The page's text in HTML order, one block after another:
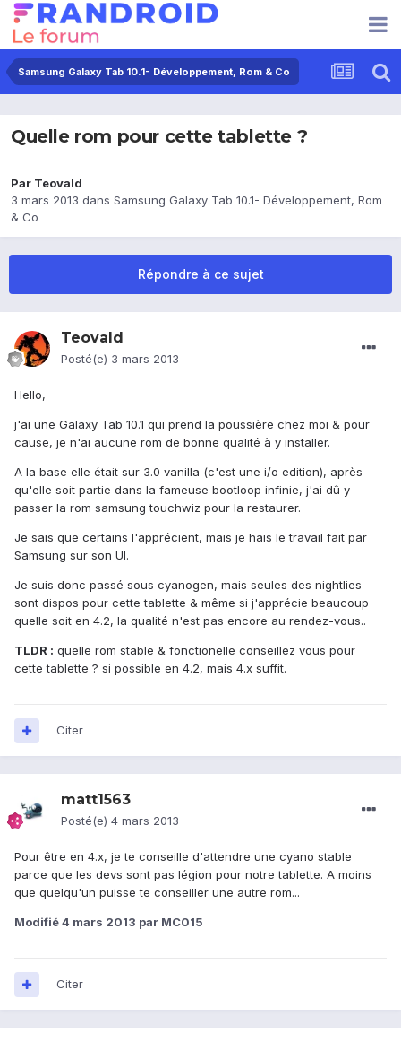
Samsung Galaxy Tab 10.1- Développement, Rom & Co
Quelle rom pour cette tablette ?
Par Teovald
3 mars 2013 dans Samsung Galaxy Tab 10.1- Développement, Rom
& Co
Répondre à ce sujet
Teovald
Posté(e) 3 mars 2013
Hello,
j'ai une Galaxy Tab 10.1 qui prend la poussière chez moi & pour
cause, je n'ai aucune rom de bonne qualité à y installer.
A la base elle était sur 3.0 vanilla (c'est une i/o edition), après
qu'elle soit partie dans la fameuse bootloop infinie, j'ai dû y
passer la rom samsung touchwiz pour la restaurer.
Je sais que certains l'apprécient, mais je hais le travail fait par
Samsung sur son UI.
Je suis donc passé sous cyanogen, mais seules des nightlies
sont dispos pour cette tablette & même si j'apprécie beaucoup
quelle soit en 4.2, la qualité n'est pas encore au rendez-vous..
TLDR : quelle rom stable & fonctionelle conseillez vous pour
cette tablette ? si possible en 4.2, mais 4.x suffit.
Citer
matt1563
Posté(e) 4 mars 2013
Pour être en 4.x, je te conseille d'attendre une cyano stable
parce que les devs sont pas légion pour notre tablette. A moins
que quelqu'un puisse te conseiller une autre rom...
Modifié4 mars 2013 par MC015
Citer